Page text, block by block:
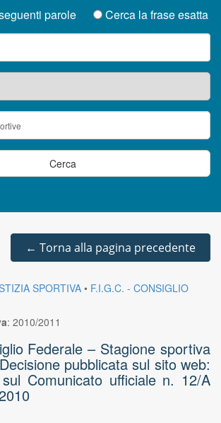
parole
Cerca la frase esatta
← Torna alla pagina precedente
SPORTIVA • F.I.G.C. - CONSIGLIO
: 2010/2011
Federale – Stagione sportiva
pubblicata sul sito web:
Comunicato ufficiale n. 12/A